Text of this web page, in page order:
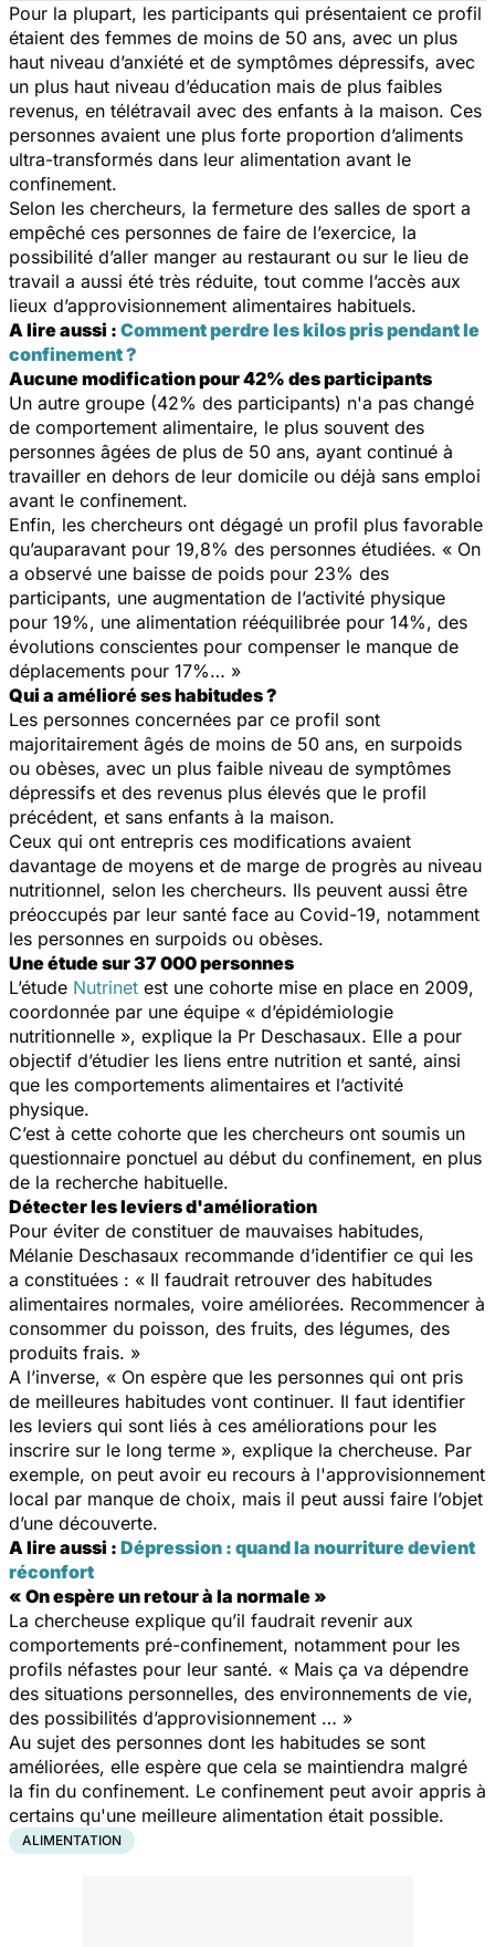
Pour la plupart, les participants qui présentaient ce profil
étaient des femmes de moins de 50 ans, avec un plus
haut niveau d’anxiété et de symptômes dépressifs, avec
un plus haut niveau d’éducation mais de plus faibles
revenus, en télétravail avec des enfants à la maison. Ces
personnes avaient une plus forte proportion d’aliments
ultra-transformés dans leur alimentation avant le
confinement.
Selon les chercheurs, la fermeture des salles de sport a
empêché ces personnes de faire de l’exercice, la
possibilité d’aller manger au restaurant ou sur le lieu de
travail a aussi été très réduite, tout comme l’accès aux
lieux d’approvisionnement alimentaires habituels.
A lire aussi : Comment perdre les kilos pris pendant le
confinement ?
Aucune modification pour 42% des participants
Un autre groupe (42% des participants) n'a pas changé
de comportement alimentaire, le plus souvent des
personnes âgées de plus de 50 ans, ayant continué à
travailler en dehors de leur domicile ou déjà sans emploi
avant le confinement.
Enfin, les chercheurs ont dégagé un profil plus favorable
qu’auparavant pour 19,8% des personnes étudiées. « On
a observé une baisse de poids pour 23% des
participants, une augmentation de l’activité physique
pour 19%, une alimentation rééquilibrée pour 14%, des
évolutions conscientes pour compenser le manque de
déplacements pour 17%… »
Qui a amélioré ses habitudes ?
Les personnes concernées par ce profil sont
majoritairement âgés de moins de 50 ans, en surpoids
ou obèses, avec un plus faible niveau de symptômes
dépressifs et des revenus plus élevés que le profil
précédent, et sans enfants à la maison.
Ceux qui ont entrepris ces modifications avaient
davantage de moyens et de marge de progrès au niveau
nutritionnel, selon les chercheurs. Ils peuvent aussi être
préoccupés par leur santé face au Covid-19, notamment
les personnes en surpoids ou obèses.
Une étude sur 37 000 personnes
L’étude Nutrinet est une cohorte mise en place en 2009,
coordonnée par une équipe « d’épidémiologie
nutritionnelle », explique la Pr Deschasaux. Elle a pour
objectif d’étudier les liens entre nutrition et santé, ainsi
que les comportements alimentaires et l’activité
physique.
C’est à cette cohorte que les chercheurs ont soumis un
questionnaire ponctuel au début du confinement, en plus
de la recherche habituelle.
Détecter les leviers d'amélioration
Pour éviter de constituer de mauvaises habitudes,
Mélanie Deschasaux recommande d’identifier ce qui les
a constituées : « Il faudrait retrouver des habitudes
alimentaires normales, voire améliorées. Recommencer à
consommer du poisson, des fruits, des légumes, des
produits frais. »
A l’inverse, « On espère que les personnes qui ont pris
de meilleures habitudes vont continuer. Il faut identifier
les leviers qui sont liés à ces améliorations pour les
inscrire sur le long terme », explique la chercheuse. Par
exemple, on peut avoir eu recours à l'approvisionnement
local par manque de choix, mais il peut aussi faire l’objet
d’une découverte.
A lire aussi : Dépression : quand la nourriture devient
réconfort
« On espère un retour à la normale »
La chercheuse explique qu’il faudrait revenir aux
comportements pré-confinement, notamment pour les
profils néfastes pour leur santé. « Mais ça va dépendre
des situations personnelles, des environnements de vie,
des possibilités d’approvisionnement … »
Au sujet des personnes dont les habitudes se sont
améliorées, elle espère que cela se maintiendra malgré
la fin du confinement. Le confinement peut avoir appris à
certains qu'une meilleure alimentation était possible.
ALIMENTATION